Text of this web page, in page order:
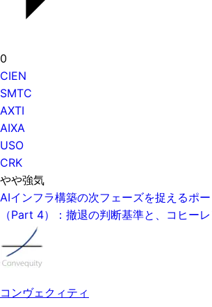
0
CIEN
SMTC
AXTI
AIXA
USO
CRK
やや強気
AIインフラ構築の次フェーズを捉えるポ
（Part 4）：撤退の判断基準と、コヒー
コンヴェクィティ